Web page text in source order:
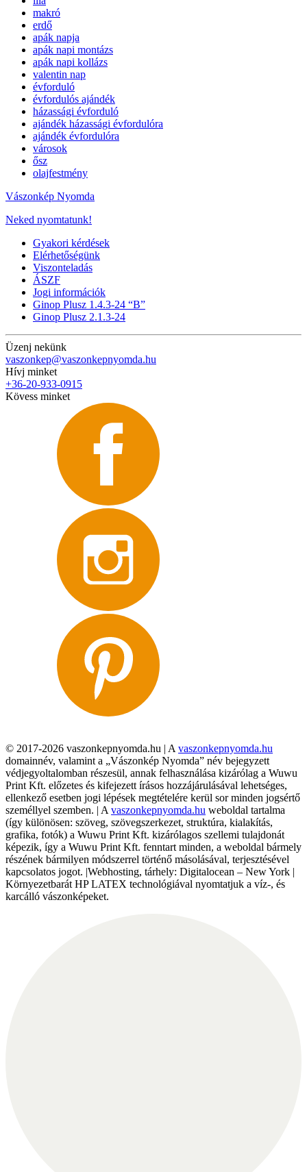
makró
erdő
apák napja
apák napi montázs
apák napi kollázs
valentin nap
évforduló
évfordulós ajándék
házassági évforduló
ajándék házassági évfordulóra
ajándék évfordulóra
városok
ősz
olajfestmény
Vászonkép Nyomda
Neked nyomtatunk!
Gyakori kérdések
Elérhetőségünk
Viszonteladás
ÁSZF
Jogi információk
Ginop Plusz 1.4.3-24 “B”
Ginop Plusz 2.1.3-24
Üzenj nekünk
vaszonkep@vaszonkepnyomda.hu
Hívj minket
+36-20-933-0915
Kövess minket
© 2017-2026 vaszonkepnyomda.hu | A vaszonkepnyomda.hu
domainnév, valamint a „Vászonkép Nyomda” név bejegyzett
védjegyoltalomban részesül, annak felhasználása kizárólag a Wuwu
Print Kft. előzetes és kifejezett írásos hozzájárulásával lehetséges,
ellenkező esetben jogi lépések megtételére kerül sor minden jogsértő
személlyel szemben. | A vaszonkepnyomda.hu weboldal tartalma
(így különösen: szöveg, szövegszerkezet, struktúra, kialakítás,
grafika, fotók) a Wuwu Print Kft. kizárólagos szellemi tulajdonát
képezik, így a Wuwu Print Kft. fenntart minden, a weboldal bármely
részének bármilyen módszerrel történő másolásával, terjesztésével
kapcsolatos jogot. |Webhosting, tárhely: Digitalocean – New York |
Környezetbarát HP LATEX technológiával nyomtatjuk a víz-, és
karcálló vászonképeket.